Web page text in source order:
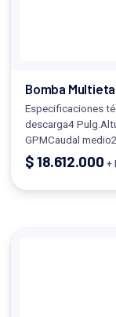
Bomba
Especificaciones
descarga4
GPMCaudal
$18.612.000 +